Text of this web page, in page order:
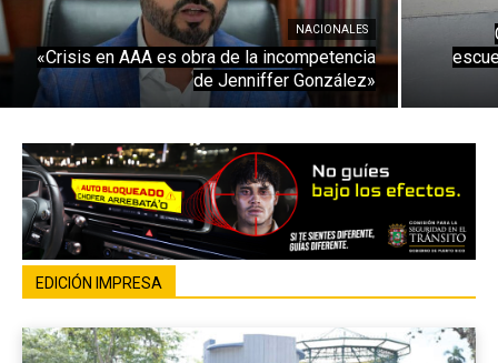
NACIONALES
«Crisis en AAA es obra de la incompetencia
de Jenniffer González»
EDICIÓN IMPRESA